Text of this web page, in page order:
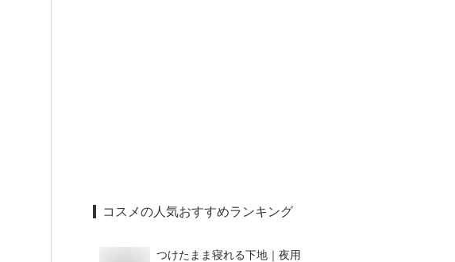
コスメの人気おすすめランキング
つけたまま寝れる下地｜夜用